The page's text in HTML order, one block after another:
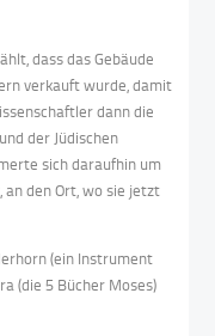
dass das Gebäude
verkauft wurde, damit
dann die
der Jüdischen
sich daraufhin um
an den Ort, wo sie jetzt
(ein Instrument
(die 5 Bücher Moses)